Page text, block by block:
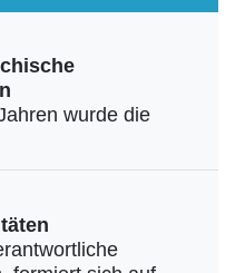
wurde die